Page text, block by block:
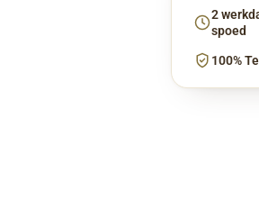
2
spoed
100%